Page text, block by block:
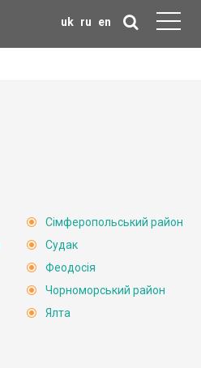
uk ru en
Сімферопольський район
Судак
Феодосія
Чорноморський район
Ялта